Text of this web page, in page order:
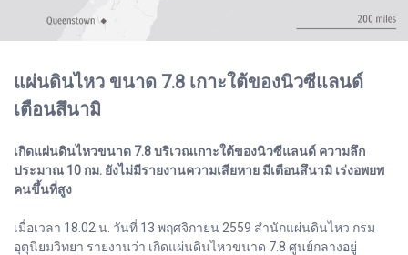
แผ่นดินไหว ขนาด 7.8 เกาะใต้ของนิวซีแลนด์
เตือนสึนามิ
เกิดแผ่นดินไหวขนาด 7.8 บริเวณเกาะใต้ของนิวซีแลนด์ ความลึก
ประมาณ 10 กม. ยังไม่มีรายงานความเสียหาย มีเตือนสึนามิ เร่งอพยพ
คนขึ้นที่สูง
เมื่อเวลา 18.02 น. วันที่ 13 พฤศจิกายน 2559 สำนักแผ่นดินไหว กรม
อุตุนิยมวิทยา รายงานว่า เกิดแผ่นดินไหวขนาด 7.8 ศูนย์กลางอยู่